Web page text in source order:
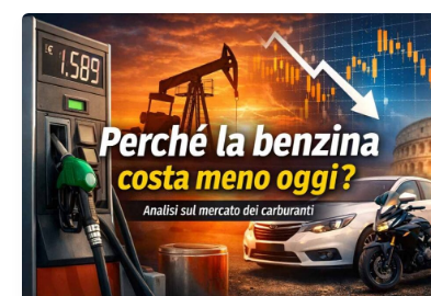
Perché
oggi
la
benzina
costa
meno:
cosa
sta
succedendo
davvero